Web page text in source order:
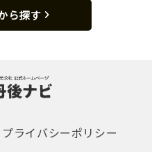
ら探す
プライバシーポリシー